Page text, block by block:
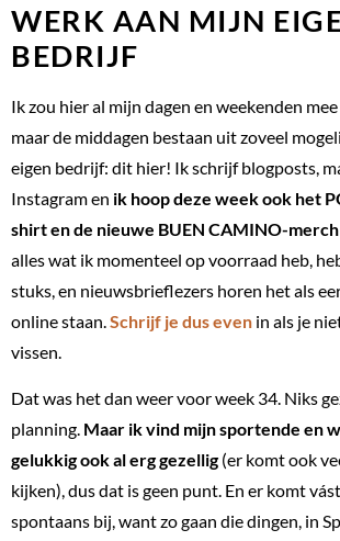
WERK AAN MIJN
BEDRIJF
Ik zou hier al mijn dagen en weekenden
maar de middagen bestaan uit zoveel
eigen bedrijf: dit hier! Ik schrijf blogposts,
Instagram en ik hoop deze week ook het
shirt en de nieuwe BUEN CAMINO-
alles wat ik momenteel op voorraad heb,
stuks, en nieuwsbrieflezers horen het als
online staan. Schrijf je dus even in als je
vissen.
Dat was het dan weer voor week 34. Niks
planning. Maar ik vind mijn sportende en
gelukkig ook al erg gezellig(er komt ook
kijken), dus dat is geen punt. En er komt
spontaans bij, want zo gaan die dingen, in